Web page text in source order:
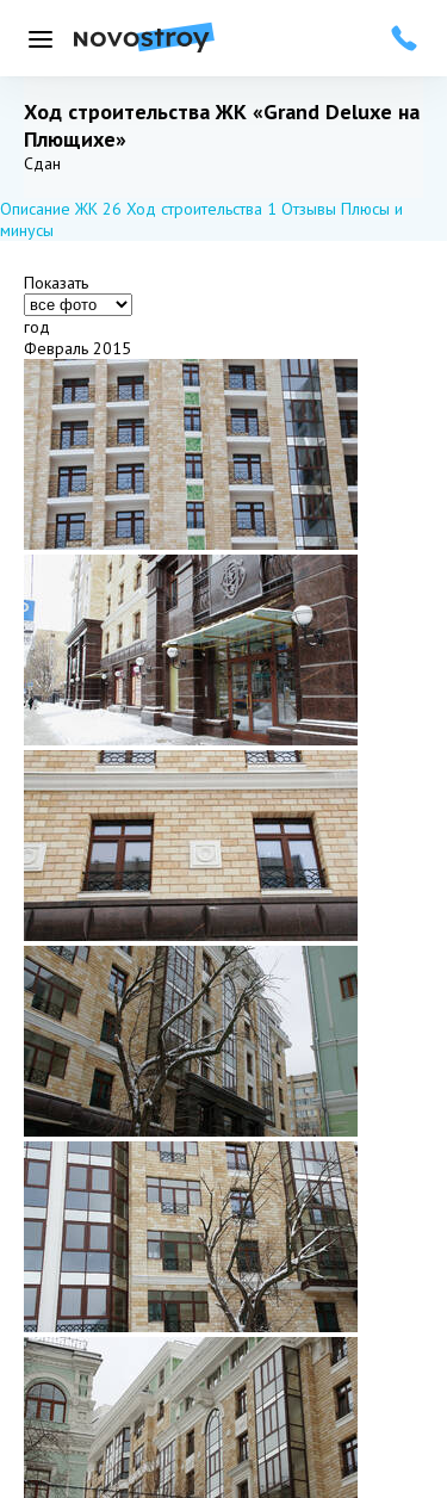
Меню
Ход строительства ЖК «Grand Deluxe на
Плющихе»
Добавить в избранное
Подписаться
Сдан
Описание ЖК 26 Ход строительства 1 Отзывы Плюсы и
минусы
Показать
год
Февраль 2015